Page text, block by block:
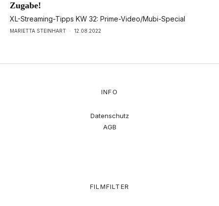
Zugabe!
XL-Streaming-Tipps KW 32: Prime-Video/Mubi-Special
MARIETTA STEINHART · 12.08.2022
INFO
Datenschutz
AGB
FILMFILTER